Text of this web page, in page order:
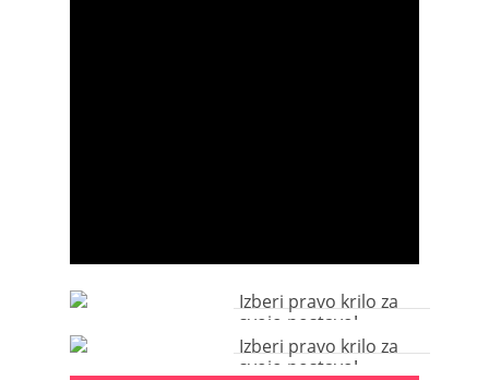
Izberi pravo krilo za
svojo postavo!
Izberi pravo krilo za
svojo postavo!